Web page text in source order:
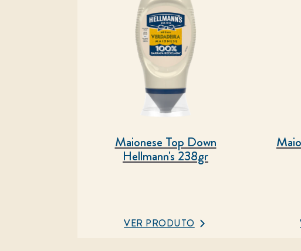
Maionese Top Down
Hellmann's 238gr
VER PRODUTO